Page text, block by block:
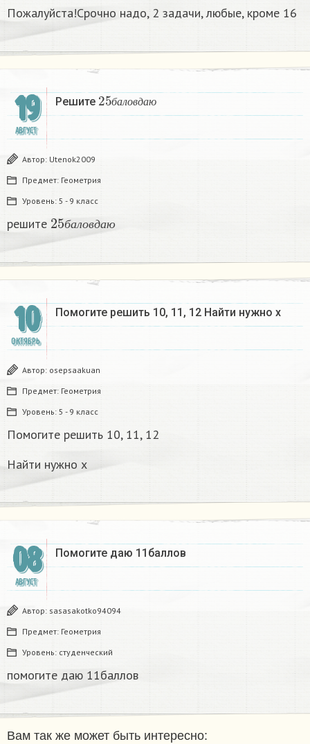
Пожалуйста!Срочно надо, 2 задачи, любые, кроме 16​
19
АВГУСТ
Решите балов даю
25баловда ю
Автор: Utenok2009
Предмет: Геометрия
Уровень: 5 - 9 класс
решите бал ов даю
25
10
ОКТЯБРЬ
Помогите решить 10, 11, 12 Найти нужно х
Автор: osepsaakuan
Предмет: Геометрия
Уровень: 5 - 9 класс
Помогите решить 10, 11, 12
Найти нужно х
08
АВГУСТ
Помогите даю 11баллов
Автор: sasasakotko94094
Предмет: Геометрия
Уровень: студенческий
помогите даю 11баллов
Вам так же может быть интересно: